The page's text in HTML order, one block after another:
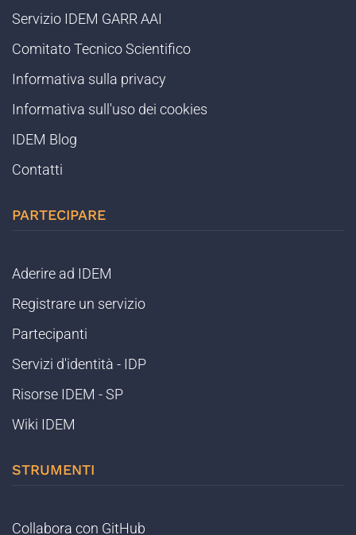
Servizio IDEM GARR AAI
Comitato Tecnico Scientifico
Informativa sulla privacy
Informativa sull'uso dei cookies
IDEM Blog
Contatti
PARTECIPARE
Aderire ad IDEM
Registrare un servizio
Partecipanti
Servizi d'identità - IDP
Risorse IDEM - SP
Wiki IDEM
STRUMENTI
Collabora con GitHub